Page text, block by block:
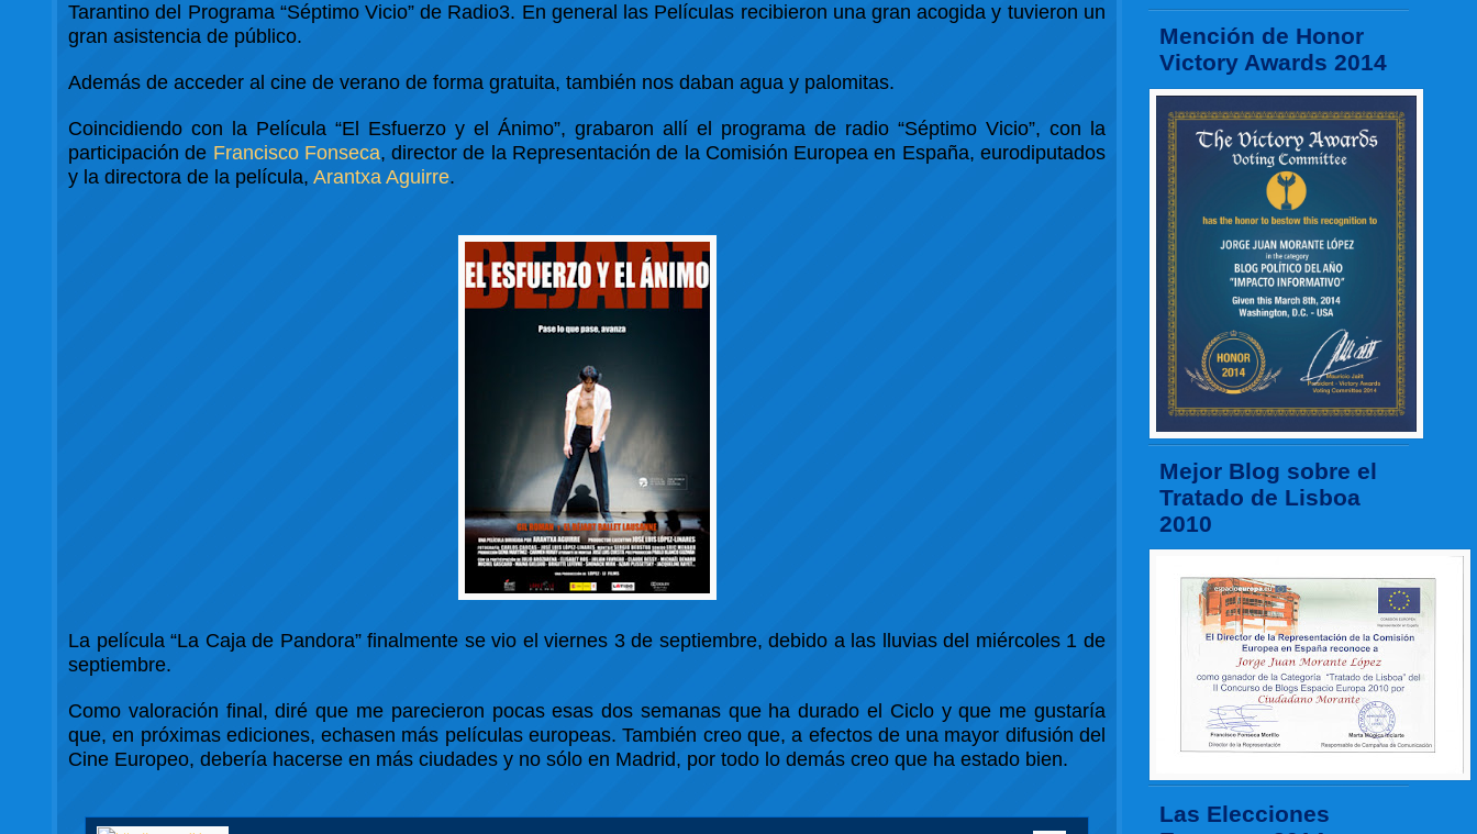
Mención de Honor
Victory Awards 2014
Mejor Blog sobre el
Tratado de Lisboa
2010
Las Elecciones
Tarantino del Programa “Séptimo Vicio” de Radio3. En general las Películas recibieron una gran acogida y tuvieron un
gran asistencia de público.
Además de acceder al cine de verano de forma gratuita, también nos daban agua y palomitas.
Coincidiendo con la Película “El Esfuerzo y el Ánimo”, grabaron allí el programa de radio “Séptimo Vicio”, con la
participación de Francisco Fonseca, director de la Representación de la Comisión Europea en España, eurodiputados
y la directora de la película,Arantxa Aguirre.
La película “La Caja de Pandora” finalmente se vio el viernes 3 de septiembre, debido a las lluvias del miércoles 1 de
septiembre.
Como valoración final, diré que me parecieron pocas esas dos semanas que ha durado el Ciclo y que me gustaría
que, en próximas ediciones, echasen más películas europeas. También creo que, a efectos de una mayor difusión del
Cine Europeo, debería hacerse en más ciudades y no sólo en Madrid, por todo lo demás creo que ha estado bien.